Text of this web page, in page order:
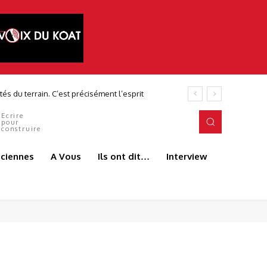
du terrain. C’est précisément l’esprit
Ecrire
pour
construire
A Vous Ils ont dit… Interview